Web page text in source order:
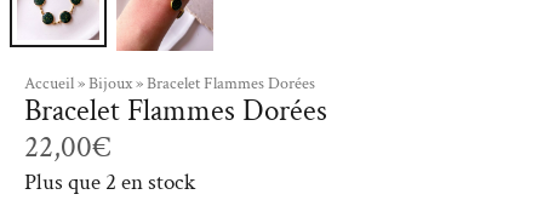
Accueil»Bijoux»Bracelet Flammes Dorées
Bracelet Flammes Dorées
22,00€
Plus que 2 en stock